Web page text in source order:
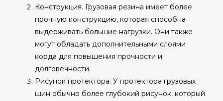
Конструкция. Грузовая резина имеет более
прочную конструкцию, которая способна
выдерживать большие нагрузки. Они также
могут обладать дополнительными слоями
корда для повышения прочности и
долговечности.
Рисунок протектора. У протектора грузовых
шин обычно более глубокий рисунок, который